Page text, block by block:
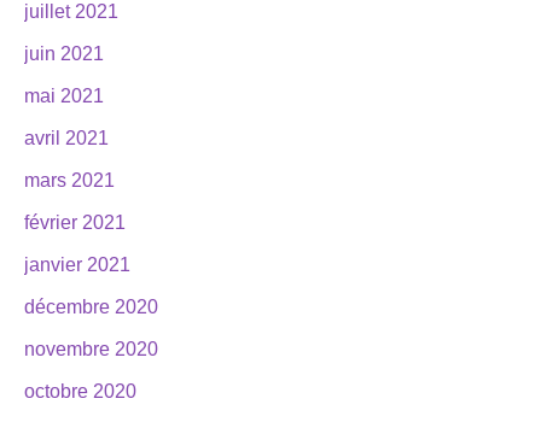
juillet 2021
juin 2021
mai 2021
avril 2021
mars 2021
février 2021
janvier 2021
décembre 2020
novembre 2020
octobre 2020